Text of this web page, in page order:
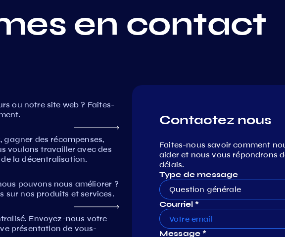
en contact
ou notre site web ? Faites-
gagner des récompenses,
voulons travailler avec des
la décentralisation.
pouvons nous améliorer ?
sur nos produits et services.
Envoyez-nous votre
présentation de vous-
Contactez nous
Faites-nous savoir comment
aider et nous vous répondrons
délais.
Type de message
Question générale
Courriel *
Message *